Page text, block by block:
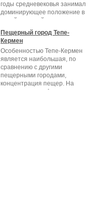
годы средневековья занимал
доминирующее положение в
хозяйственной жизни
Пещерный город Тепе-
Кермен
Особенностью Тепе-Кермен
является наибольшая, по
сравнению с другими
пещерными городами,
концентрация пещер. На
площади около 1 га их